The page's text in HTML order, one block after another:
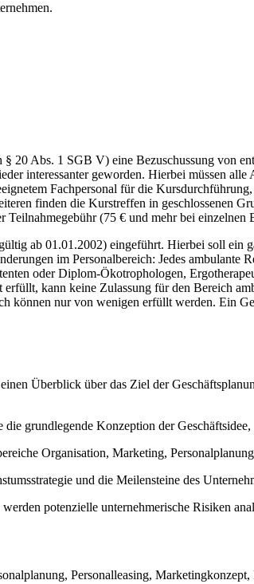
20 Abs. 1 SGB V) eine Bezuschussung von
interessanter geworden. Hierbei müssen
Fachpersonal für die
finden die Kurstreffen in geschlossenen
(75 € und mehr bei einzelnen
ab 01.01.2002) eingeführt. Hierbei soll ein
im Personalbereich: Jedes
oder Diplom-Ökotrophologen,
kann keine Zulassung für den Bereich
nur von wenigen erfüllt werden. Ein
Überblick über das Ziel der
grundlegende Konzeption der
Organisation, Marketing,
und die Meilensteine des
potenzielle unternehmerische Risiken
Personalleasing,